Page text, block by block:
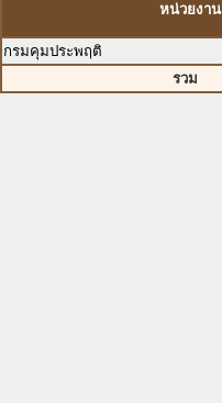
หน่วยงาน
กรมคุมประพฤติ
รวม